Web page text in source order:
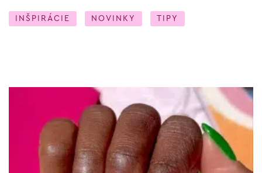
INŠPIRÁCIE NOVINKY TIPY